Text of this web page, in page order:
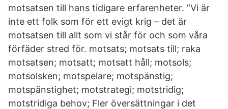
motsatsen till hans tidigare erfarenheter. ”Vi är
inte ett folk som för ett evigt krig – det är
motsatsen till allt som vi står för och som våra
förfäder stred för. motsats; motsats till; raka
motsatsen; motsatt; motsatt håll; motsols;
motsolsken; motspelare; motspänstig;
motspänstighet; motstrategi; motstridig;
motstridiga behov; Fler översättningar i det